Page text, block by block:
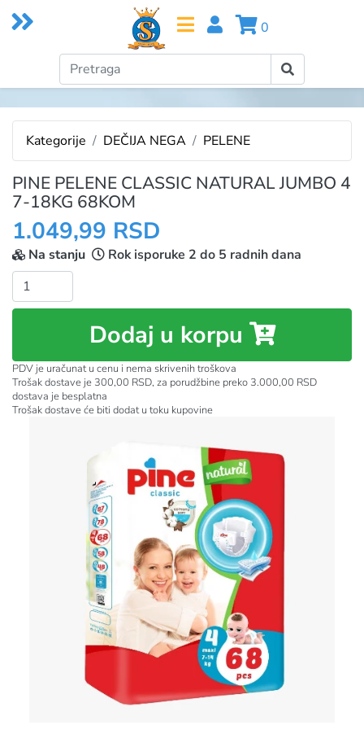
0
Kategorije DEČIJA NEGA PELENE
PINE PELENE CLASSIC NATURAL JUMBO 4
7-18KG 68KOM
1.049,99 RSD
Na stanju
Rok isporuke 2 do 5 radnih dana
Dodaj u korpu
PDV je uračunat u cenu i nema skrivenih troškova
Trošak dostave je 300,00 RSD, za porudžbine preko 3.000,00 RSD
dostava je besplatna
Trošak dostave će biti dodat u toku kupovine